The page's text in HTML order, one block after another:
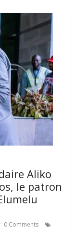
Aliko
le patron
0 Comments